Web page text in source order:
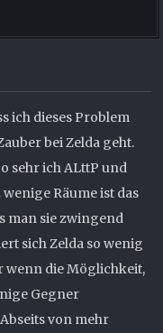
ich dieses Problem
bei Zelda geht.
sehr ich ALttP und
Räume ist das
man sie zwingend
sich Zelda so wenig
wenn die Möglichkeit,
Gegner
von mehr